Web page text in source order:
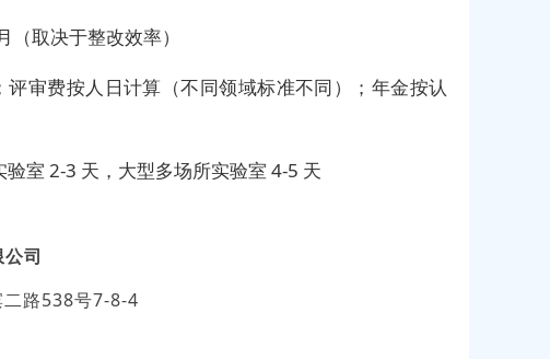
取决于整改效率）
审费按人日计算（不同领域标准不同）；年金按认
室 2-3 天，大型多场所实验室 4-5 天
司
路538号7-8-4